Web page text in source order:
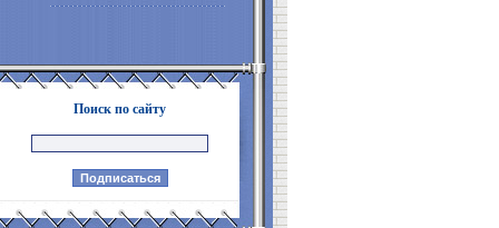
Поиск по сайту